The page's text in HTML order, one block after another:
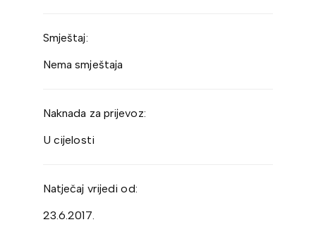
Smještaj:
Nema smještaja
Naknada za prijevoz:
U cijelosti
Natječaj vrijedi od:
23.6.2017.